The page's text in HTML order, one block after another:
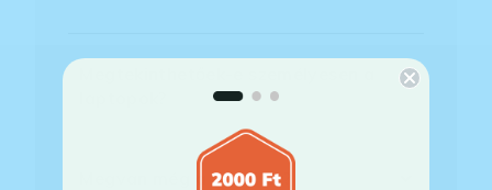
Megvan még a készülék?